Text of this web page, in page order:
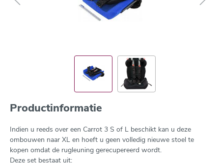
Productinformatie
Indien u reeds over een Carrot 3 S of L beschikt kan u deze
ombouwen naar XL en hoeft u geen volledig nieuwe stoel te
kopen omdat de rugleuning gerecupereerd wordt.
Deze set bestaat uit: